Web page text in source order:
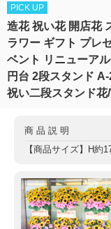
PICK UP
造花 祝い花 開店花
ラワー ギフト プレ
ベント リニューア
円台 2段スタンド
祝い二段スタンド花/
商品説明
【商品サイズ】H約